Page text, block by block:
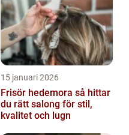
15 januari 2026
Frisör hedemora så hittar
du rätt salong för stil,
kvalitet och lugn